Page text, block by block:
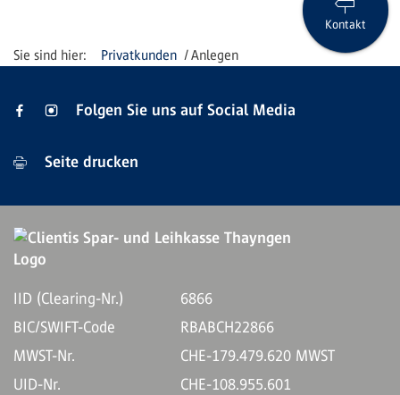
Privatkunden Anlegen
Kontakt
Folgen Sie uns auf Social Media
Seite drucken
IID (Clearing-Nr.)
6866
BIC/SWIFT-Code
RBABCH22866
MWST-Nr.
CHE-179.479.620 MWST
UID-Nr.
CHE-108.955.601